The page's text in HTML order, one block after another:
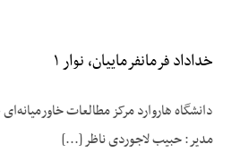
خداداد فرمانفرماییان، نوار ۱
دانشگاه هاروارد مرکز مطالعات
مدیر: حبیب لاجوردی ناظر [...]